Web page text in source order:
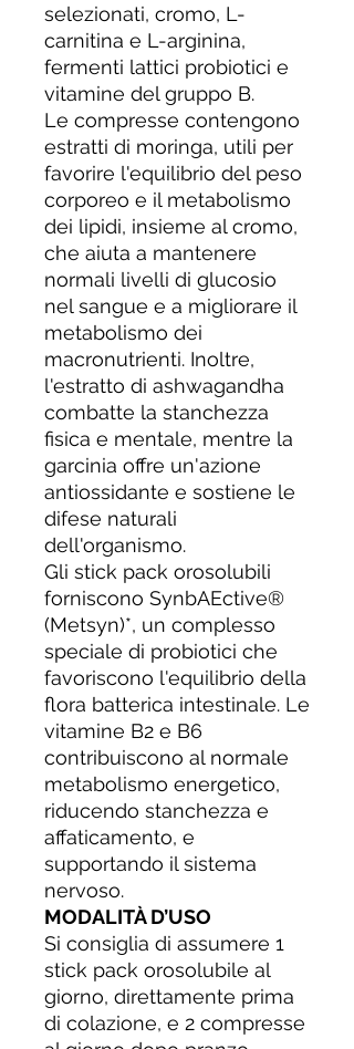
selezionati, cromo, L-
carnitina e L-arginina,
fermenti lattici probiotici e
vitamine del gruppo B.
Le compresse contengono
estratti di moringa, utili per
favorire l'equilibrio del peso
corporeo e il metabolismo
dei lipidi, insieme al cromo,
che aiuta a mantenere
normali livelli di glucosio
nel sangue e a migliorare il
metabolismo dei
macronutrienti. Inoltre,
l'estratto di ashwagandha
combatte la stanchezza
fisica e mentale, mentre la
garcinia offre un'azione
antiossidante e sostiene le
difese naturali
dell'organismo.
Gli stick pack orosolubili
forniscono SynbAEctive®
(Metsyn)*, un complesso
speciale di probiotici che
favoriscono l'equilibrio della
flora batterica intestinale. Le
vitamine B2 e B6
contribuiscono al normale
metabolismo energetico,
riducendo stanchezza e
affaticamento, e
supportando il sistema
nervoso.
MODALITÀ D’USO
Si consiglia di assumere 1
stick pack orosolubile al
giorno, direttamente prima
di colazione, e 2 compresse